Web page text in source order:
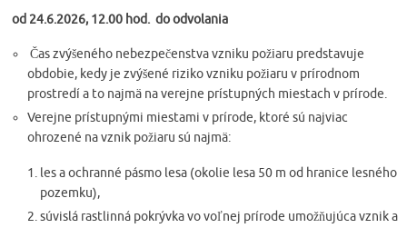
od 24.6.2026, 12.00 hod. do odvolania
Čas zvýšeného nebezpečenstva vzniku požiaru predstavuje
obdobie, kedy je zvýšené riziko vzniku požiaru v prírodnom
prostredí a to najmä na verejne prístupných miestach v prírode.
Verejne prístupnými miestami v prírode, ktoré sú najviac
ohrozené na vznik požiaru sú najmä:
les a ochranné pásmo lesa (okolie lesa 50 m od hranice lesného
pozemku),
súvislá rastlinná pokrývka vo voľnej prírode umožňujúca vznik a